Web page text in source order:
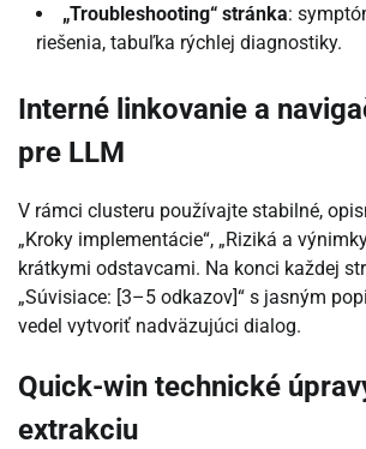
„Troubleshooting“ stránka:
riešenia, tabuľka rýchlej diagnostiky.
Interné linkovanie a
pre LLM
V rámci clusteru používajte stabilné,
„Kroky implementácie“, „Riziká a
krátkymi odstavcami. Na konci každej
„Súvisiace: [3–5 odkazov]“ s jasným
vedel vytvoriť nadväzujúci dialog.
Quick-win technické
extrakciu